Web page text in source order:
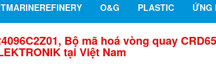
O&G PLASTIC ỨNG
Bộ mã hoá vòng quay
tại Việt Nam